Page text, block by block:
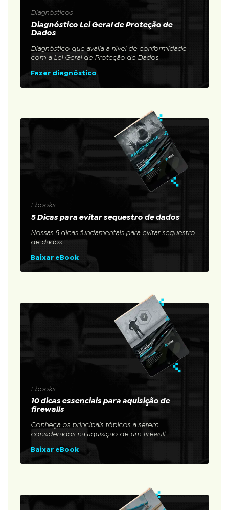
Diagnósticos
Diagnóstico Lei Geral de Proteção de
Dados
Diagnóstico que avalia a nível de conformidade
com a Lei Geral de Proteção de Dados
Fazer diagnóstico
Ebooks
5 Dicas para evitar sequestro de dados
Nossas 5 dicas fundamentais para evitar sequestro
de dados
Baixar eBook
Ebooks
10 dicas essenciais para aquisição de
firewalls
Conheça os principais tópicos a serem
considerados na aquisição de um firewall.
Baixar eBook